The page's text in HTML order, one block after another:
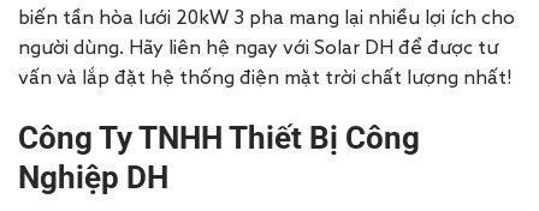
biến tần hòa lưới 20kW 3 pha mang lại nhiều lợi ích cho
người dùng. Hãy liên hệ ngay với Solar DH để được tư
vấn và lắp đặt hệ thống điện mặt trời chất lượng nhất!
Công Ty TNHH Thiết Bị Công
Nghiệp DH